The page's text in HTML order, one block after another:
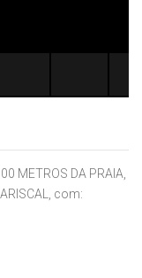
METROS DA PRAIA,
com: